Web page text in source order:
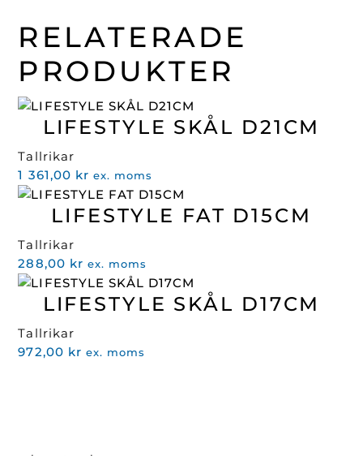
RELATERADE
PRODUKTER
LIFESTYLE SKÅL D21CM
Tallrikar
1 361,00 kr ex. moms
LIFESTYLE FAT D15CM
Tallrikar
288,00 kr ex. moms
LIFESTYLE SKÅL D17CM
Tallrikar
972,00 kr ex. moms